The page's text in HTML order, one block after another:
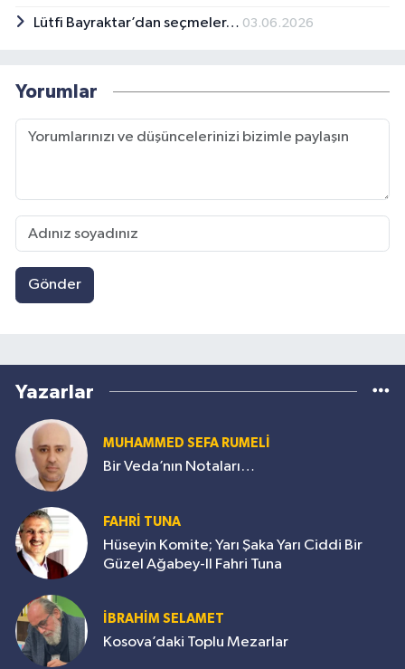
Lütfi Bayraktar’dan seçmeler… 03.06.2026
Yorumlar
Gönder
Yazarlar
MUHAMMED SEFA RUMELİ
Bir Veda’nın Notaları…
FAHRİ TUNA
Hüseyin Komite; Yarı Şaka Yarı Ciddi Bir
Güzel Ağabey-II Fahri Tuna
İBRAHİM SELAMET
Kosova’daki Toplu Mezarlar